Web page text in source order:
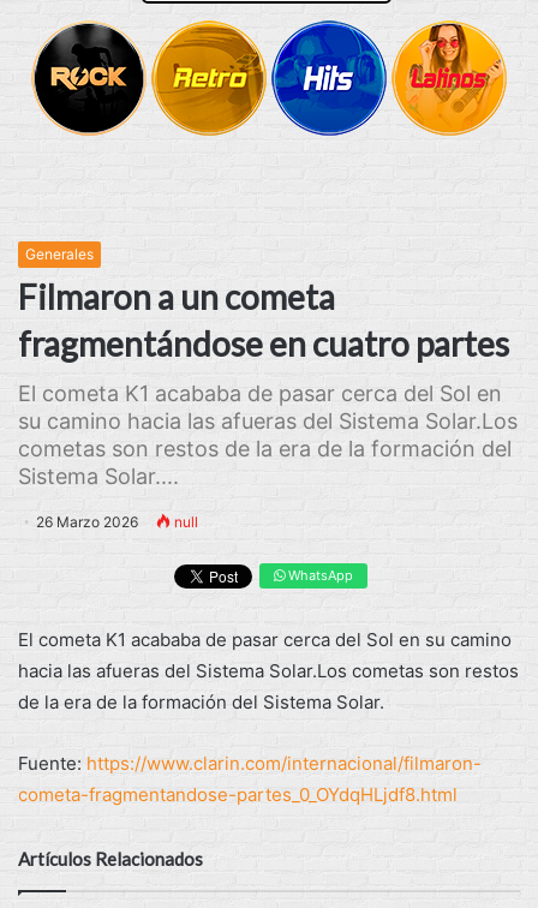
Generales
Filmaron a un cometa
fragmentándose en cuatro partes
El cometa K1 acababa de pasar cerca del Sol en
su camino hacia las afueras del Sistema Solar.Los
cometas son restos de la era de la formación del
Sistema Solar....
26 Marzo 2026 null
WhatsApp
El cometa K1 acababa de pasar cerca del Sol en su camino
hacia las afueras del Sistema Solar.Los cometas son restos
de la era de la formación del Sistema Solar.
Fuente: https://www.clarin.com/internacional/filmaron-
cometa-fragmentandose-partes_0_OYdqHLjdf8.html
Artículos Relacionados